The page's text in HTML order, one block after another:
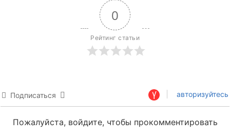
0
Рейтинг статьи
Подписаться авторизуйтесь
Пожалуйста, войдите, чтобы прокомментировать